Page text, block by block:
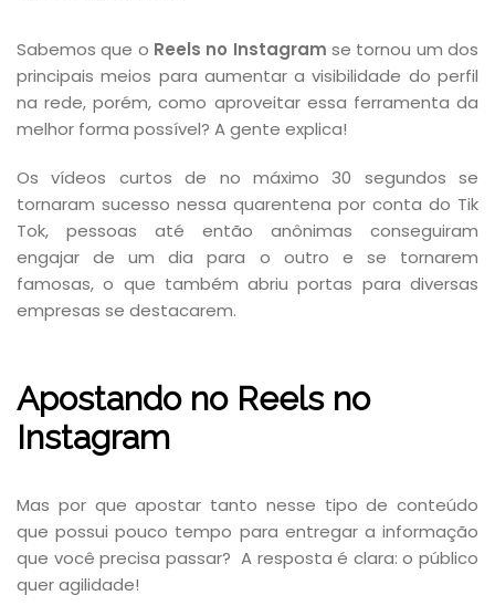
Sabemos que o Reels no Instagram se tornou um dos
principais meios para aumentar a visibilidade do perfil
na rede, porém, como aproveitar essa ferramenta da
melhor forma possível? A gente explica!
Os vídeos curtos de no máximo 30 segundos se
tornaram sucesso nessa quarentena por conta do Tik
Tok, pessoas até então anônimas conseguiram
engajar de um dia para o outro e se tornarem
famosas, o que também abriu portas para diversas
empresas se destacarem.
Apostando no Reels no
Instagram
Mas por que apostar tanto nesse tipo de conteúdo
que possui pouco tempo para entregar a informação
que você precisa passar? A resposta é clara: o público
quer agilidade!